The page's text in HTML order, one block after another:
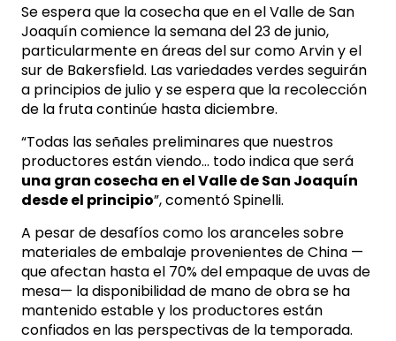
Se espera que la cosecha que en el Valle de San
Joaquín comience la semana del 23 de junio,
particularmente en áreas del sur como Arvin y el
sur de Bakersfield. Las variedades verdes seguirán
a principios de julio y se espera que la recolección
de la fruta continúe hasta diciembre.
“Todas las señales preliminares que nuestros
productores están viendo… todo indica que será
una gran cosecha en el Valle de San Joaquín
desde el principio”, comentó Spinelli.
A pesar de desafíos como los aranceles sobre
materiales de embalaje provenientes de China —
que afectan hasta el 70% del empaque de uvas de
mesa— la disponibilidad de mano de obra se ha
mantenido estable y los productores están
confiados en las perspectivas de la temporada.